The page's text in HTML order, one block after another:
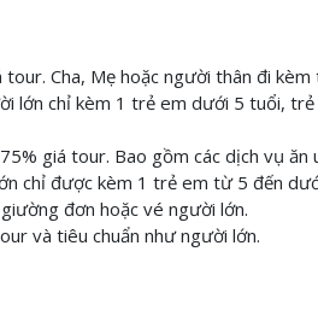
Cha, Mẹ hoặc người thân đi
lớn chỉ kèm 1 trẻ em dưới 5 tuổi,
giá tour. Bao gồm các dịch vụ ăn
chỉ được kèm 1 trẻ em từ 5 đến
đơn hoặc vé người lớn.
và tiêu chuẩn như người lớn.